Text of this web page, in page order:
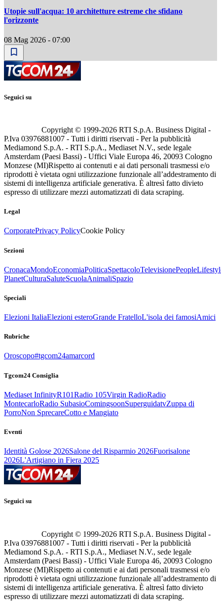
Utopie sull'acqua: 10 architetture estreme che sfidano
l'orizzonte
08 Mag 2026 - 07:00
Seguici su
Copyright © 1999-2026 RTI S.p.A. Business Digital -
P.Iva 03976881007 - Tutti i diritti riservati - Per la pubblicità
Mediamond S.p.A. - RTI S.p.A., Mediaset N.V., sede legale
Amsterdam (Paesi Bassi) - Uffici Viale Europa 46, 20093 Cologno
Monzese (MI)Rispetto ai contenuti e ai dati personali trasmessi e/o
riprodotti è vietata ogni utilizzazione funzionale all’addestramento di
sistemi di intelligenza artificiale generativa. È altresì fatto divieto
espresso di utilizzare mezzi automatizzati di data scraping.
Legal
CorporatePrivacy PolicyCookie Policy
Sezioni
CronacaMondoEconomiaPoliticaSpettacoloTelevisionePeople
PlanetCulturaSaluteScuolaAnimaliSpazio
Speciali
Elezioni ItaliaElezioni esteroGrande FratelloL'isola dei famosiAmici
Rubriche
Oroscopo#tgcom24amarcord
Tgcom24 Consiglia
Mediaset InfinityR101Radio 105Virgin RadioRadio
MontecarloRadio SubasioComingsoonSuperguidatvZuppa di
PorroNon SprecareCotto e Mangiato
Eventi
Identità Golose 2026Salone del Risparmio 2026Fuorisalone
2026L'Artigiano in Fiera 2025
Seguici su
Copyright © 1999-2026 RTI S.p.A. Business Digital -
P.Iva 03976881007 - Tutti i diritti riservati - Per la pubblicità
Mediamond S.p.A. - RTI S.p.A., Mediaset N.V., sede legale
Amsterdam (Paesi Bassi) - Uffici Viale Europa 46, 20093 Cologno
Monzese (MI)Rispetto ai contenuti e ai dati personali trasmessi e/o
riprodotti è vietata ogni utilizzazione funzionale all’addestramento di
sistemi di intelligenza artificiale generativa. È altresì fatto divieto
espresso di utilizzare mezzi automatizzati di data scraping.